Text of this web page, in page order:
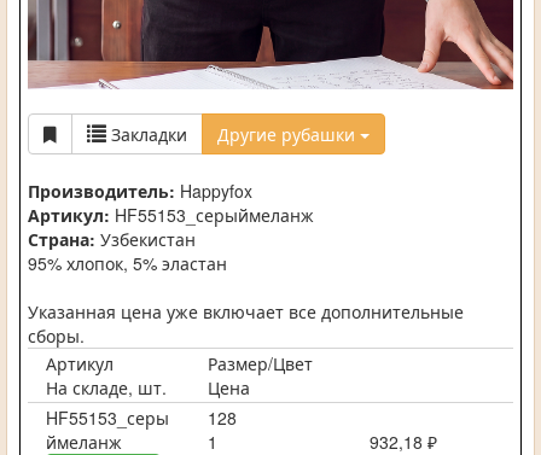
Закладки Другие рубашки
Производитель: Happyfox
Артикул: HF55153_серыймеланж
Страна: Узбекистан
95% хлопок, 5% эластан
Указанная цена уже включает все дополнительные
сборы.
Артикул
Размер/Цвет
На складе, шт.
Цена
HF55153_серы
ймеланж
128
1
932,18 ₽